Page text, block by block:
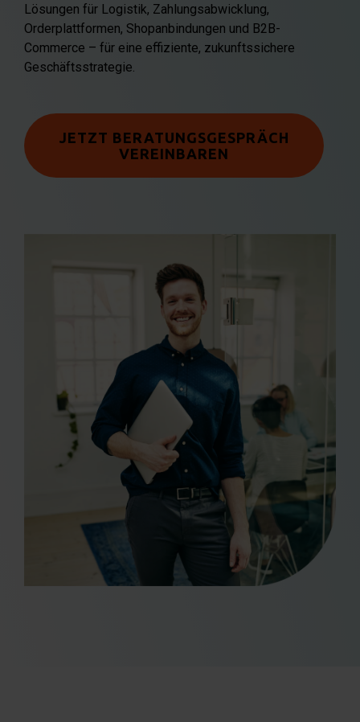
Lösungen für Logistik, Zahlungsabwicklung,
Orderplattformen, Shopanbindungen und B2B-
Commerce – für eine effiziente, zukunftssichere
Geschäftsstrategie.
JETZT BERATUNGSGESPRÄCH
VEREINBAREN